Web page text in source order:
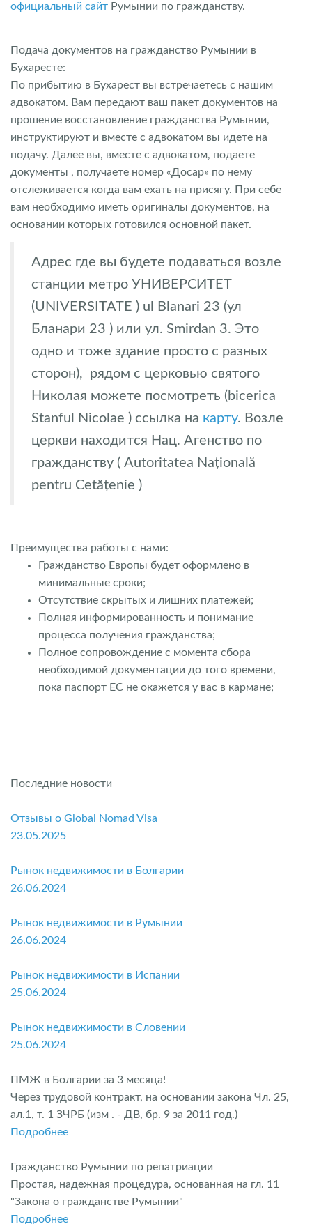
официальный сайт Румынии по гражданству.
Подача документов на гражданство Румынии в
Бухаресте:
По прибытию в Бухарест вы встречаетесь с нашим
адвокатом. Вам передают ваш пакет документов на
прошение восстановление гражданства Румынии,
инструктируют и вместе с адвокатом вы идете на
подачу. Далее вы, вместе с адвокатом, подаете
документы , получаете номер «Досар» по нему
отслеживается когда вам ехать на присягу. При себе
вам необходимо иметь оригиналы документов, на
основании которых готовился основной пакет.
Адрес где вы будете подаваться возле
станции метро УНИВЕРСИТЕТ
(UNIVERSITATE ) ul Blanari 23 (ул
Бланари 23 ) или ул. Smirdan 3. Это
одно и тоже здание просто с разных
сторон), рядом с церковью святого
Николая можете посмотреть (bicerica
Stanful Nicolae ) ссылка на карту. Возле
церкви находится Нац. Агенство по
гражданству ( Autoritatea Națională
pentru Cetățenie )
Преимущества работы с нами:
Гражданство Европы будет оформлено в
минимальные сроки;
Отсутствие скрытых и лишних платежей;
Полная информированность и понимание
процесса получения гражданства;
Полное сопровождение с момента сбора
необходимой документации до того времени,
пока паспорт ЕС не окажется у вас в кармане;
Последние новости
Отзывы о Global Nomad Visa
23.05.2025
Рынок недвижимости в Болгарии
26.06.2024
Рынок недвижимости в Румынии
26.06.2024
Рынок недвижимости в Испании
25.06.2024
Рынок недвижимости в Словении
25.06.2024
ПМЖ в Болгарии за 3 месяца!
Через трудовой контракт, на основании закона Чл. 25,
ал.1, т. 1 ЗЧРБ (изм . - ДВ, бр. 9 за 2011 год.)
Подробнее
Гражданство Румынии по репатриации
Простая, надежная процедура, основанная на гл. 11
"Закона о гражданстве Румынии"
Подробнее